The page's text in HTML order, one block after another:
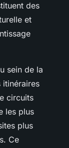
des
et
sein de la
itinéraires
circuits
les plus
plus
Ce